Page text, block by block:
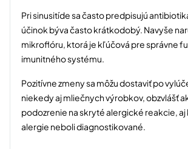
Pri sinusitíde sa často predpisujú
účinok býva často krátkodobý. Navyše
mikroflóru, ktorá je kľúčová pre správne
imunitného systému.
Pozitívne zmeny sa môžu dostaviť po
niekedy aj mliečnych výrobkov, obzvlášť
podozrenie na skryté alergické reakcie,
alergie neboli diagnostikované.